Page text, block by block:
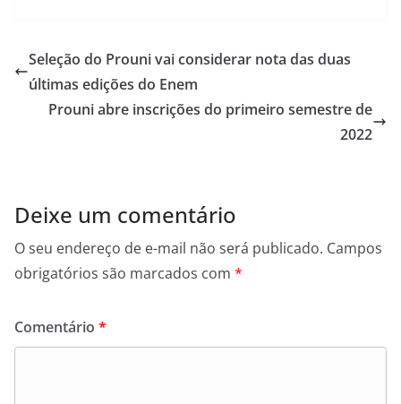
Seleção do Prouni vai considerar nota das duas
últimas edições do Enem
Prouni abre inscrições do primeiro semestre de
2022
Deixe um comentário
O seu endereço de e-mail não será publicado. Campos
obrigatórios são marcados com *
Comentário *